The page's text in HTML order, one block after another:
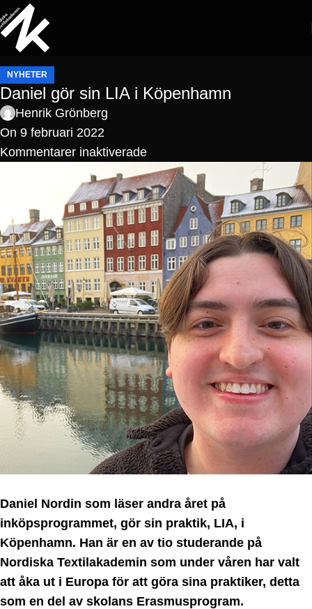
NYHETER
Daniel gör sin LIA i Köpenhamn
Henrik Grönberg
On 9 februari 2022
Kommentarer inaktiverade
Daniel Nordin som läser andra året på
inköpsprogrammet, gör sin praktik, LIA, i
Köpenhamn. Han är en av tio studerande på
Nordiska Textilakademin som under våren har valt
att åka ut i Europa för att göra sina praktiker, detta
som en del av skolans Erasmusprogram.